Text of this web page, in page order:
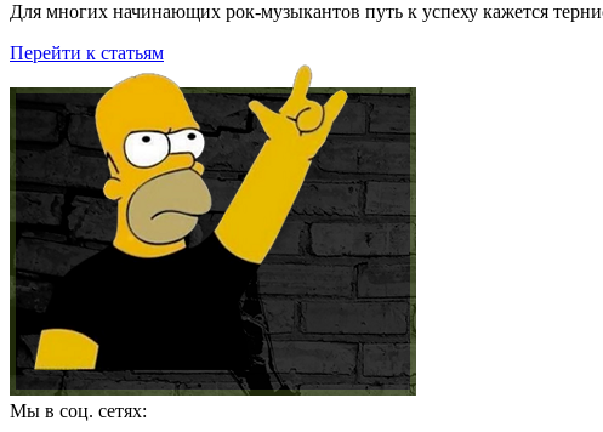
Для многих начинающих рок-музыкантов путь к успеху кажется
Перейти к статьям
Мы в соц. сетях: